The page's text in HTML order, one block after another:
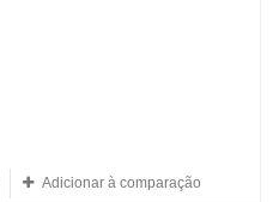
Adicionar à comparação